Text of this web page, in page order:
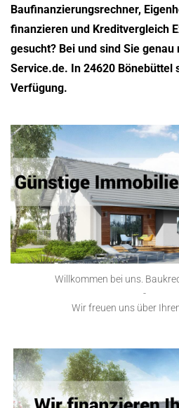
Baufinanzierungsrechner,
finanzieren und Kreditvergleich
gesucht? Bei und sind Sie
Service.de. In 24620 Bönebüttel
Verfügung.
Willkommen bei uns.
-
Wir freuen uns über